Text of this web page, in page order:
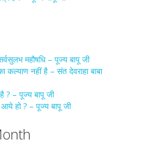
महौषधि – पूज्य बापू जी
कल्याण नहीं है – संत देवराहा बाबा
? – पूज्य बापू जी
हो ? – पूज्य बापू जी